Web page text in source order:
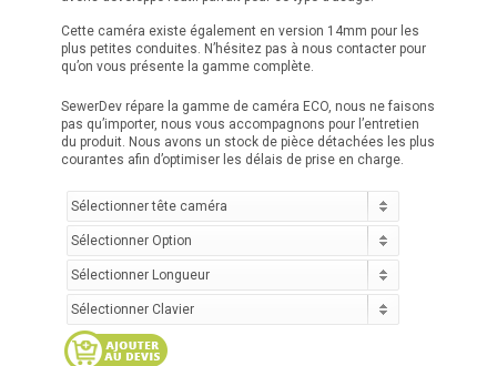
Cette caméra existe également en version 14mm pour les
plus petites conduites. N’hésitez pas à nous contacter pour
qu’on vous présente la gamme complète.
SewerDev répare la gamme de caméra ECO, nous ne faisons
pas qu’importer, nous vous accompagnons pour l’entretien
du produit. Nous avons un stock de pièce détachées les plus
courantes afin d’optimiser les délais de prise en charge.